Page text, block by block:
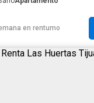
en rentumo